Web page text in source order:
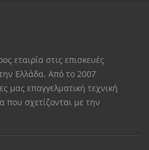
εταιρία στις επισκευές
Ελλάδα. Από το 2007
μας επαγγελματική τεχνική
που σχετίζονται με την